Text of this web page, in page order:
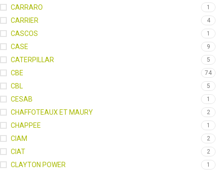
CARRARO 1
CARRIER 4
CASCOS 1
CASE 9
CATERPILLAR 5
CBE 74
CBL 5
CESAB 1
CHAFFOTEAUX ET MAURY 2
CHAPPEE 1
CIAM 2
CIAT 2
CLAYTON POWER 1